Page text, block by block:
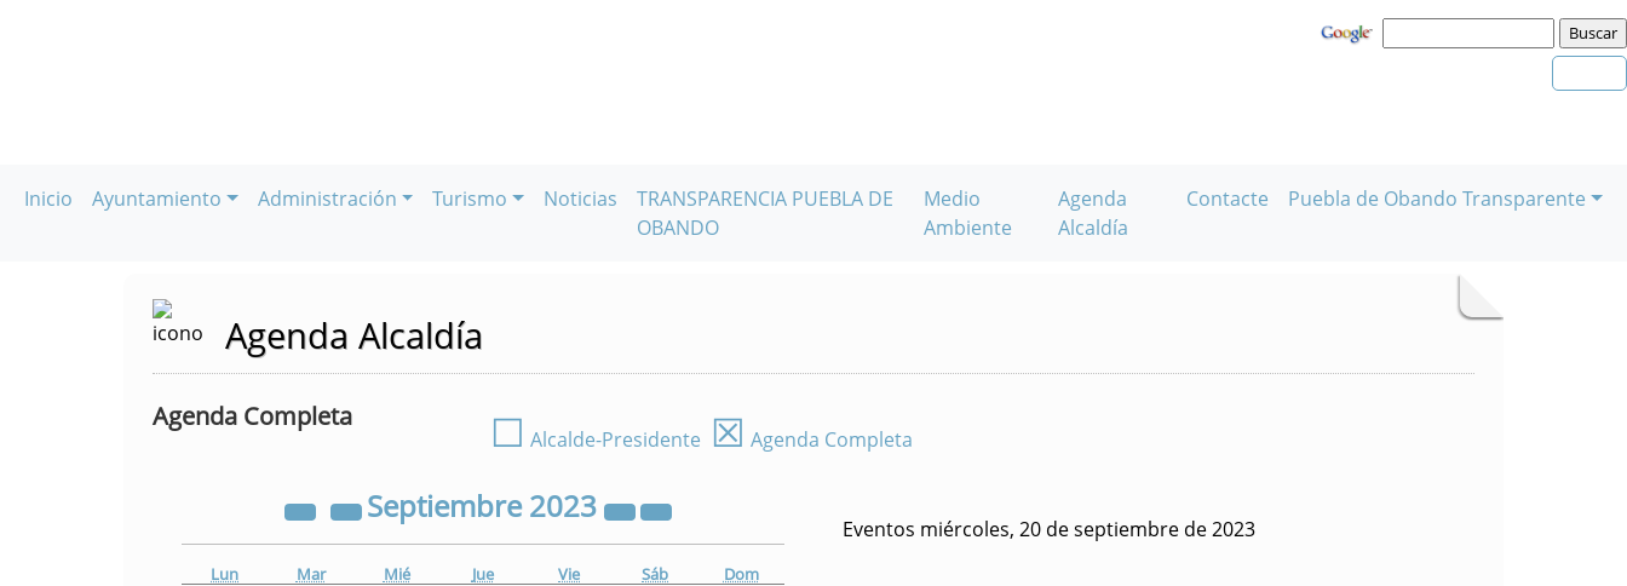
Inicio Ayuntamiento Administración Turismo Noticias
TRANSPARENCIA PUEBLA DE
OBANDO
Medio
Ambiente
Agenda
Alcaldía
Contacte Puebla de Obando Transparente
Agenda Alcaldía
Agenda Completa ☐ Alcalde-Presidente ☒ Agenda Completa
Septiembre2023
Lun Mar Mié Jue Vie Sáb Dom
Eventos miércoles, 20 de septiembre de 2023